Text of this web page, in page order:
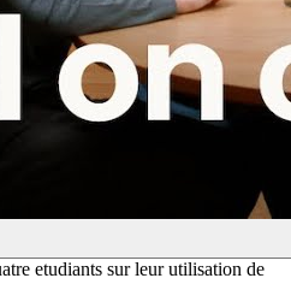
etudiants sur leur utilisation de